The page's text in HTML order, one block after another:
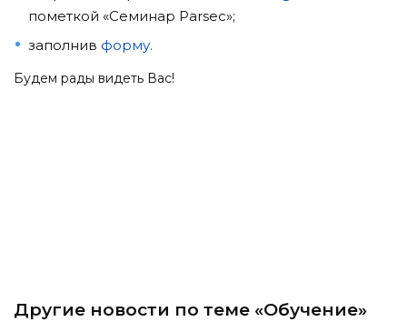
пометкой «Семинар Parsec»;
заполнив форму.
Будем рады видеть Вас!
Другие новости по теме «Обучение»